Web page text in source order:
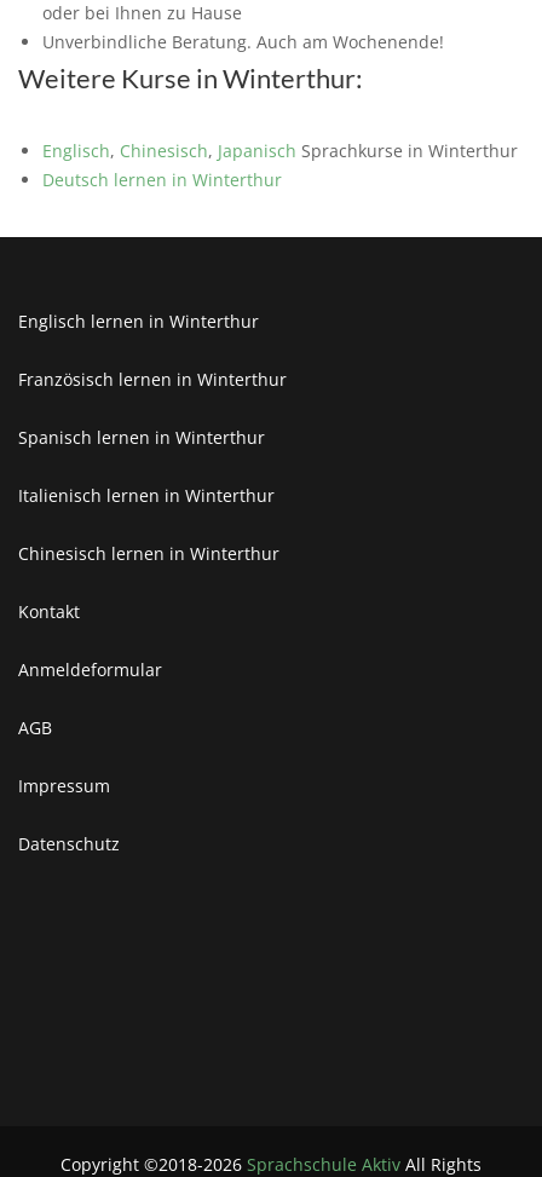
oder bei Ihnen zu Hause
Unverbindliche Beratung. Auch am Wochenende!
Weitere Kurse in Winterthur:
Englisch, Chinesisch, Japanisch Sprachkurse in Winterthur
Deutsch lernen in Winterthur
Englisch lernen in Winterthur
Französisch lernen in Winterthur
Spanisch lernen in Winterthur
Italienisch lernen in Winterthur
Chinesisch lernen in Winterthur
Kontakt
Anmeldeformular
AGB
Impressum
Datenschutz
Copyright ©2018-2026 Sprachschule Aktiv All Rights